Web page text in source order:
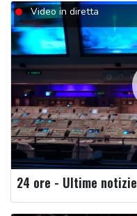
Video in diretta
24 ore - Ultime notizie